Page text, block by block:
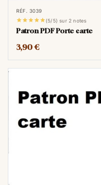
RÉF. 3039
(5/5) sur 2 notes
Patron PDF Porte carte
3,90 €